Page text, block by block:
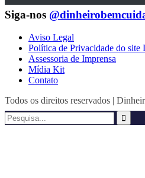
Siga-nos
Aviso Legal
Política de Privacidade do
Assessoria de Imprensa
Mídia Kit
Contato
Todos os direitos reservados |